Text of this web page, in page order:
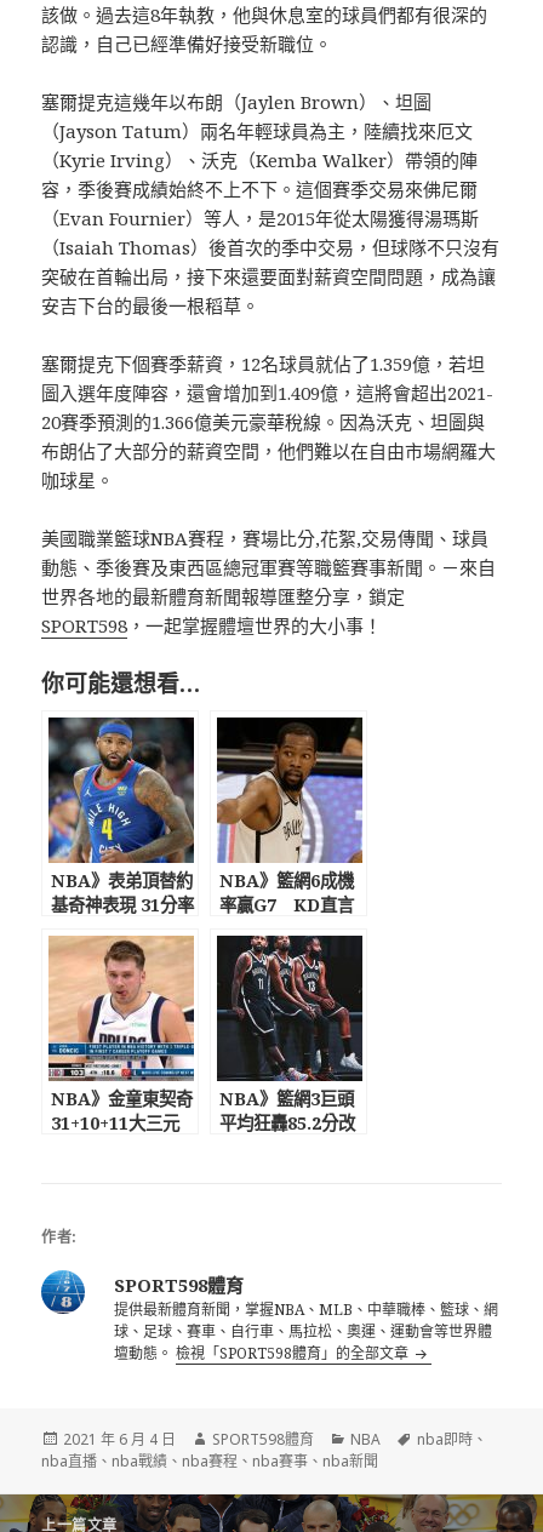
該做。過去這8年執教，他與休息室的球員們都有很深的
認識，自己已經準備好接受新職位。
塞爾提克這幾年以布朗（Jaylen Brown）、坦圖
（Jayson Tatum）兩名年輕球員為主，陸續找來厄文
（Kyrie Irving）、沃克（Kemba Walker）帶領的陣
容，季後賽成績始終不上不下。這個賽季交易來佛尼爾
（Evan Fournier）等人，是2015年從太陽獲得湯瑪斯
（Isaiah Thomas）後首次的季中交易，但球隊不只沒有
突破在首輪出局，接下來還要面對薪資空間問題，成為讓
安吉下台的最後一根稻草。
塞爾提克下個賽季薪資，12名球員就佔了1.359億，若坦
圖入選年度陣容，還會增加到1.409億，這將會超出2021-
20賽季預測的1.366億美元豪華稅線。因為沃克、坦圖與
布朗佔了大部分的薪資空間，他們難以在自由市場網羅大
咖球星。
美國職業籃球NBA賽程，賽場比分,花絮,交易傳聞、球員
動態、季後賽及東西區總冠軍賽等職籃賽事新聞。－來自
世界各地的最新體育新聞報導匯整分享，鎖定
SPORT598 ，一起掌握體壇世界的大小事！
你可能還想看…
NBA》表弟頂替約
基奇神表現 31分率
NBA》籃網6成機
率贏G7 KD直言
與哈登搶七戰經驗
力壓字母哥
NBA》金童東契奇
31+10+11大三元
NBA》籃網3巨頭
平均狂轟85.2分改
作者:
SPORT598體育
提供最新體育新聞，掌握NBA、MLB、中華職棒、籃球、網
球、足球、賽車、自行車、馬拉松、奧運、運動會等世界體
壇動態。檢視「SPORT598體育」的全部文章
發
佈
期:
2021 年 6 月 4 日
作
者
SPORT598體育
分
類
NBA
標
nba即時 、
nba直播 、 nba戰績 、 nba賽程 、 nba賽事 、 nba新聞
文
上一篇文章